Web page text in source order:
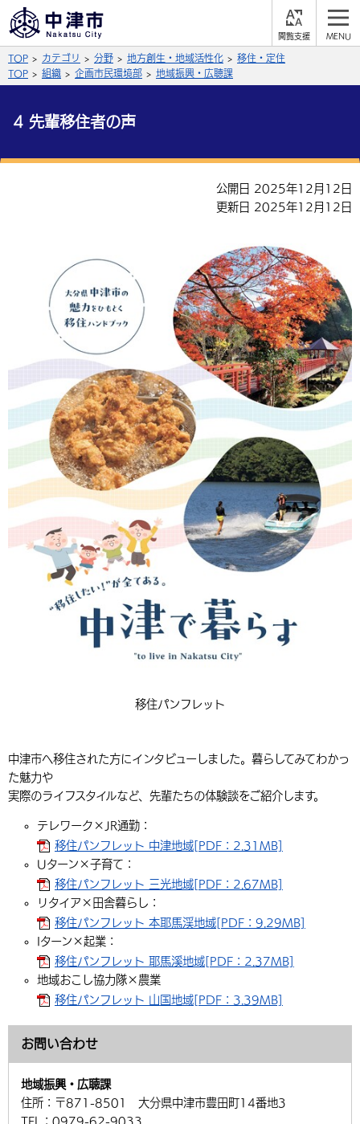
覧
支
やさしい日本語
よみあげる
文字の大きさ
拡大 標準 縮小
言語を選択
英語（English） 中国語（簡体字）
中国語（繁体字） 韓国語（한국어）
組織案内
サイト内検索
届出・登録・証明 保険・年金
福祉・介護 健康・予防
住宅・インフラ
環境・衛生 生涯学習・スポーツ・人権
外国人の方向け情報
事業者の方へ
入札・契約 産業・雇用
農林水産業 税金
都市整備
子育て・教育
子どもを預ける
手当・助成 健康・医療
相談・支援・情報 計画・施策
観光・移住
観光なび スポットを探す
遊ぶ・体験する グルメ・食べる
買う・おみやげ 四季のイベント・祭り
移住・定住
市政情報
中津市について 市役所の紹介
地方創生・地域活性化 広報・広聴
行政・計画
TOP カテゴリ 分野 地方創生・地域活性化
移住・定住
TOP
組織 企画市民環境部 地域振興・広聴課
4 先輩移住者の声
公開日 2025年12月12日
更新日 2025年12月12日
移住パンフレット
中津市へ移住された方にインタビューしました。暮らしてみてわかっ
た魅力や
実際のライフスタイルなど、先輩たちの体験談をご紹介します。
テレワーク×JR通勤：
移住パンフレット 中津地域[PDF：2.31MB]
Uターン×子育て：
移住パンフレット 三光地域[PDF：2.67MB]
リタイア×田舎暮らし：
移住パンフレット 本耶馬渓地域[PDF：9.29MB]
Iターン×起業：
移住パンフレット 耶馬溪地域[PDF：2.37MB]
地域おこし協力隊×農業
移住パンフレット 山国地域[PDF：3.39MB]
お問い合わせ
地域振興・広聴課
住所： 〒871-8501 大分県中津市豊田町14番地3
TEL： 0979-62-9033